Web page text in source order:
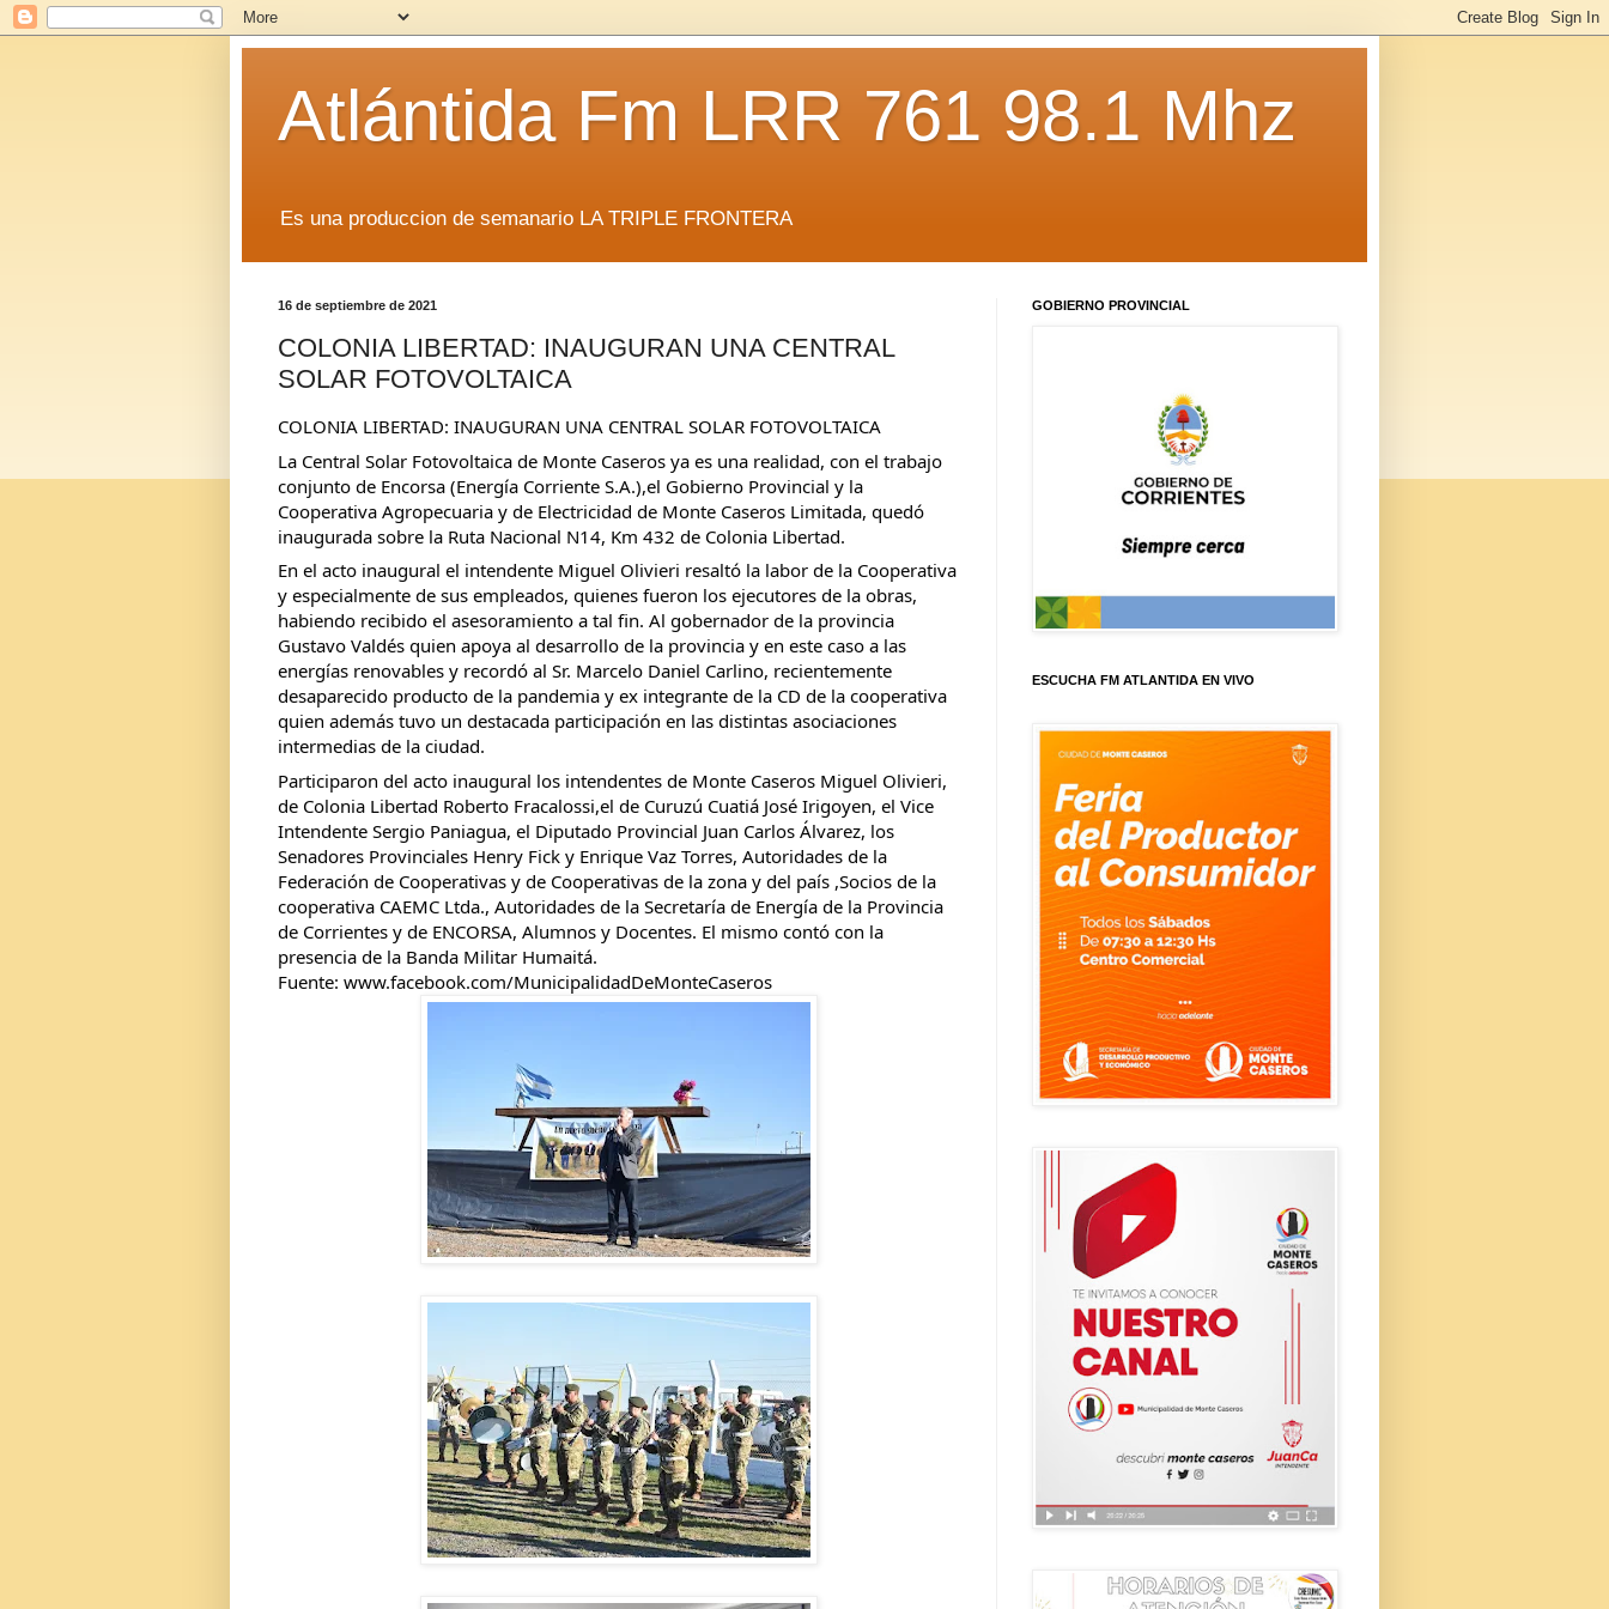
Atlántida Fm LRR 761 98.1 Mhz
Es una produccion de semanario LA TRIPLE FRONTERA
16 de septiembre de 2021
COLONIA LIBERTAD: INAUGURAN UNA CENTRAL
SOLAR FOTOVOLTAICA
COLONIA LIBERTAD: INAUGURAN UNA CENTRAL SOLAR FOTOVOLTAICA
La Central Solar Fotovoltaica de Monte Caseros ya es una realidad, con el trabajo
conjunto de Encorsa (Energía Corriente S.A.),el Gobierno Provincial y la
Cooperativa Agropecuaria y de Electricidad de Monte Caseros Limitada, quedó
inaugurada sobre la Ruta Nacional N14, Km 432 de Colonia Libertad.
En el acto inaugural el intendente Miguel Olivieri resaltó la labor de la Cooperativa
y especialmente de sus empleados, quienes fueron los ejecutores de la obras,
habiendo recibido el asesoramiento a tal fin. Al gobernador de la provincia
Gustavo Valdés quien apoya al desarrollo de la provincia y en este caso a las
energías renovables y recordó al Sr. Marcelo Daniel Carlino, recientemente
desaparecido producto de la pandemia y ex integrante de la CD de la cooperativa
quien además tuvo un destacada participación en las distintas asociaciones
intermedias de la ciudad.
Participaron del acto inaugural los intendentes de Monte Caseros Miguel Olivieri,
de Colonia Libertad Roberto Fracalossi,el de Curuzú Cuatiá José Irigoyen, el Vice
Intendente Sergio Paniagua, el Diputado Provincial Juan Carlos Álvarez, los
Senadores Provinciales Henry Fick y Enrique Vaz Torres, Autoridades de la
Federación de Cooperativas y de Cooperativas de la zona y del país ,Socios de la
cooperativa CAEMC Ltda., Autoridades de la Secretaría de Energía de la Provincia
de Corrientes y de ENCORSA, Alumnos y Docentes. El mismo contó con la
presencia de la Banda Militar Humaitá.
Fuente: www.facebook.com/MunicipalidadDeMonteCaseros
GOBIERNO PROVINCIAL
ESCUCHA FM ATLANTIDA EN VIVO